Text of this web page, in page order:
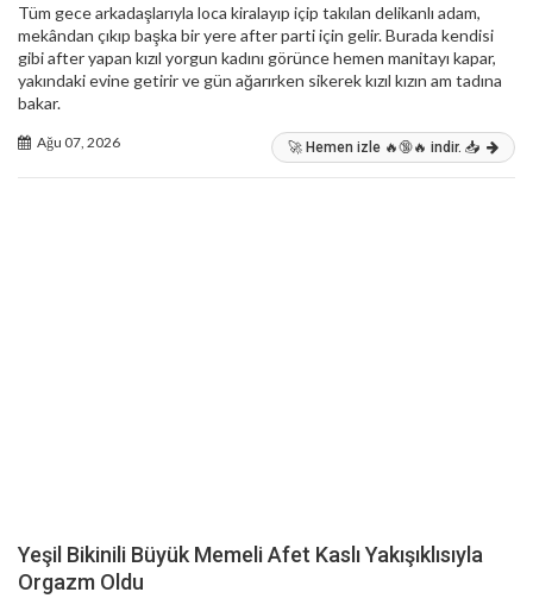
Tüm gece arkadaşlarıyla loca kiralayıp içip takılan delikanlı adam,
mekândan çıkıp başka bir yere after parti için gelir. Burada kendisi
gibi after yapan kızıl yorgun kadını görünce hemen manitayı kapar,
yakındaki evine getirir ve gün ağarırken sikerek kızıl kızın am tadına
bakar.
Ağu 07, 2026 🚀 Hemen izle 🔥🔞🔥 indir. 📥
Yeşil Bikinili Büyük Memeli Afet Kaslı Yakışıklısıyla
Orgazm Oldu